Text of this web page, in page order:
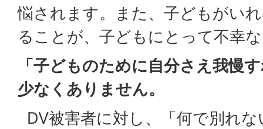
悩されます。また、子どもがい
ることが、子どもにとって不幸
「子どものために自分さえ我慢
少なくありません。
DV被害者に対し、「何で別れ